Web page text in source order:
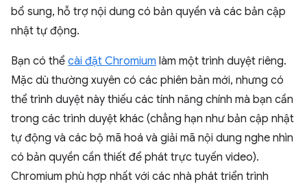
bổ sung, hỗ trợ nội dung có bản quyền và các bản cập
nhật tự động.
Bạn có thể cài đặt Chromium làm một trình duyệt riêng.
Mặc dù thường xuyên có các phiên bản mới, nhưng có
thể trình duyệt này thiếu các tính năng chính mà bạn cần
trong các trình duyệt khác (chẳng hạn như bản cập nhật
tự động và các bộ mã hoá và giải mã nội dung nghe nhìn
có bản quyền cần thiết để phát trực tuyến video).
Chromium phù hợp nhất với các nhà phát triển trình